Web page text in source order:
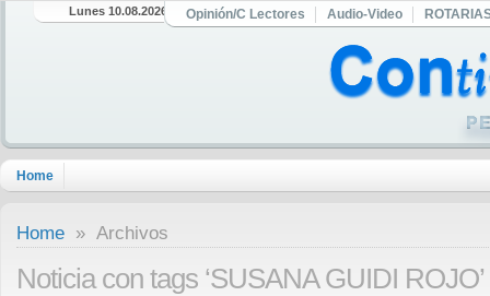
Lunes 10.08.2026 Opinión/C Lectores Audio-Video
Home
Home » Archivos
Noticia con tags ‘SUSANA GUIDI ROJO’